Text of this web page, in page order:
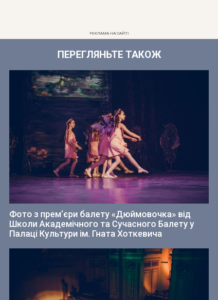
РЕКЛАМА НА САЙТІ
ПЕРЕГЛЯНЬТЕ ТАКОЖ
Фото з прем’єри балету «Дюймовочка» від
Школи Академічного та Сучасного Балету у
Палаці Культури ім. Гната Хоткевича